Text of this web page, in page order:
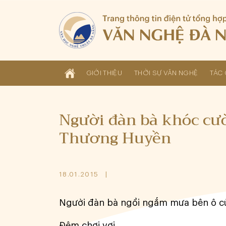
GIỚI THIỆU THỜI SỰ VĂN NGHỆ TÁC
Người đàn bà khóc
Thương Huyền
18.01.2015
Người đàn bà ngồi ngắm mưa bên ô